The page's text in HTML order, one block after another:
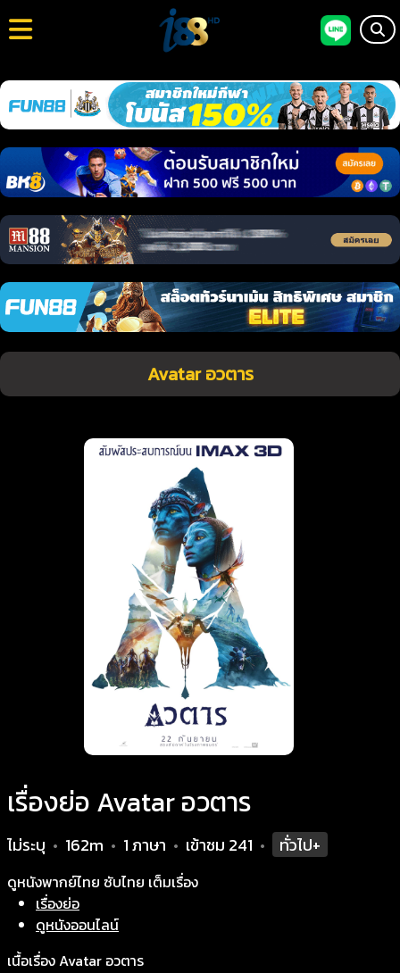
Avatar อวตาร
เรื่องย่อ Avatar อวตาร
ไม่ระบุ • 162m • 1 ภาษา • เข้าชม 241 • ทั่วไป+
ดูหนังพากย์ไทย ซับไทย เต็มเรื่อง
เรื่องย่อ
ดูหนังออนไลน์
เนื้อเรื่อง Avatar อวตาร